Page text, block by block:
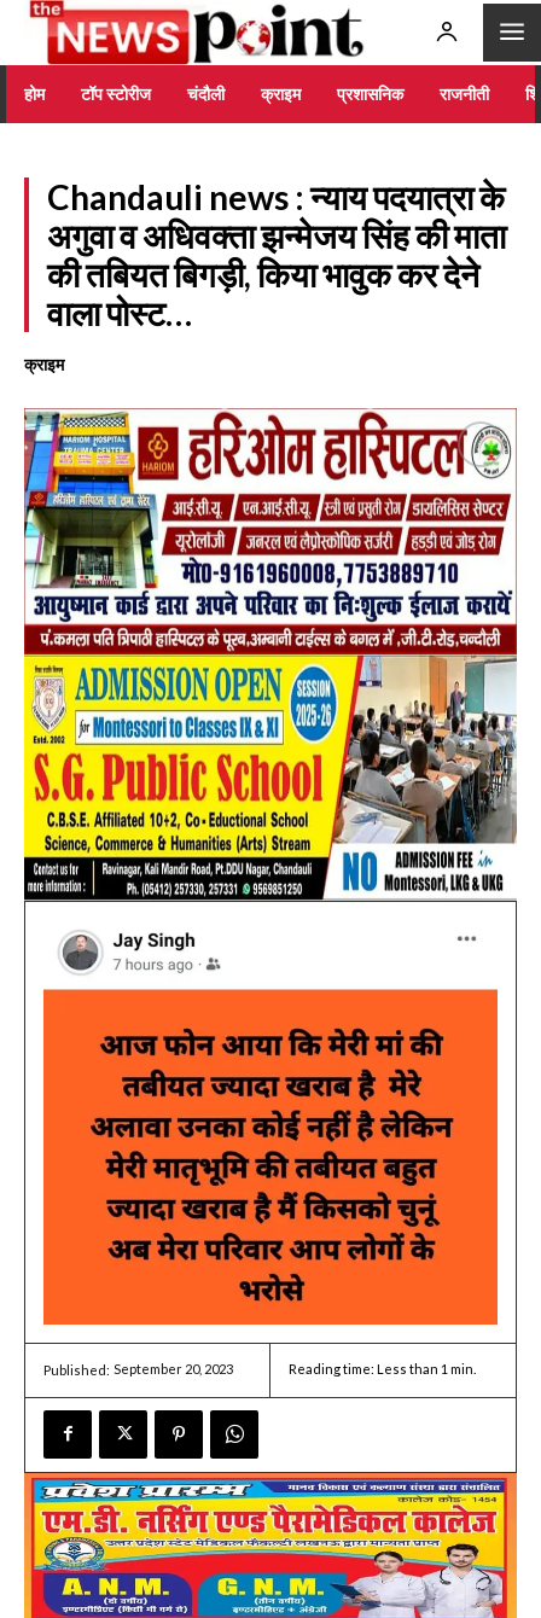
होम टॉप स्टोरीज चंदौली क्राइम प्रशासनिक राजनीती
Chandauli news : न्याय पदयात्रा के
अगुवा व अधिवक्ता झन्मेजय सिंह की माता
की तबियत बिगड़ी, किया भावुक कर देने
वाला पोस्ट…
क्राइम
Published: September 20, 2023 Reading time: Less than 1 min.